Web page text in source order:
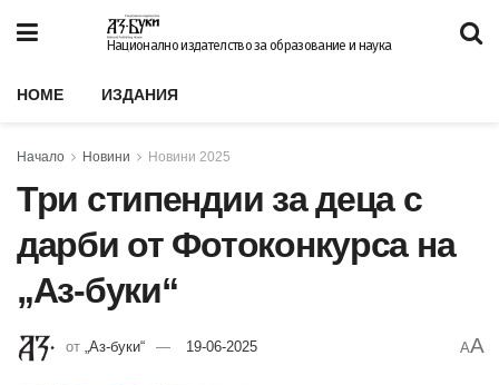
Национално издателство за образование и наука
HOME ИЗДАНИЯ
Начало Новини Новини 2025
Три стипендии за деца с
дарби от Фотоконкурса на
„Аз-буки“
от „Аз-буки“ 19-06-2025 AA